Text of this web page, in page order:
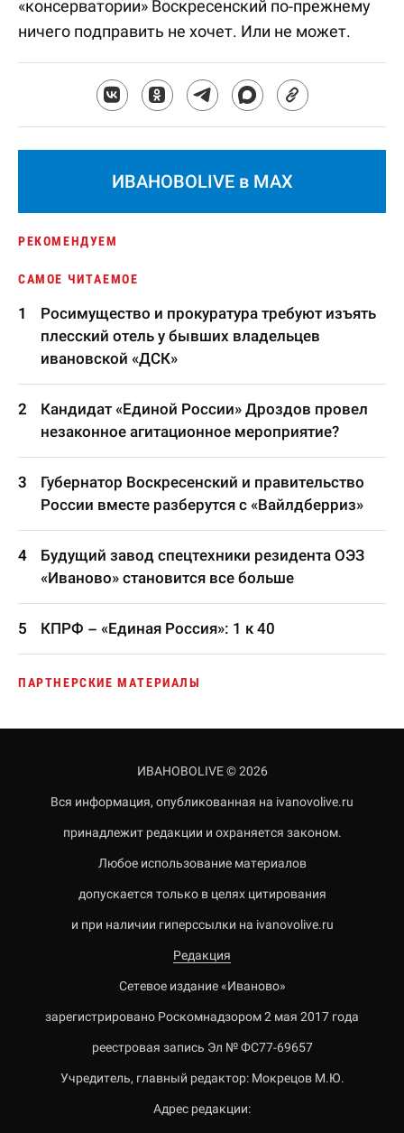
«консерватории» Воскресенский по-прежнему
ничего подправить не хочет. Или не может.
ИВАНОВОLIVE в MAX
РЕКОМЕНДУЕМ
САМОЕ ЧИТАЕМОЕ
Росимущество и прокуратура требуют изъять
плесский отель у бывших владельцев
ивановской «ДСК»
Кандидат «Единой России» Дроздов провел
незаконное агитационное мероприятие?
Губернатор Воскресенский и правительство
России вместе разберутся с «Вайлдберриз»
Будущий завод спецтехники резидента ОЭЗ
«Иваново» становится все больше
КПРФ – «Единая Россия»: 1 к 40
ПАРТНЕРСКИЕ МАТЕРИАЛЫ
ИВАНОВОLIVE © 2026
Вся информация, опубликованная на ivanovolive.ru
принадлежит редакции и охраняется законом.
Любое использование материалов
допускается только в целях цитирования
и при наличии гиперссылки на ivanovolive.ru
Редакция
Сетевое издание «Иваново»
зарегистрировано Роскомнадзором 2 мая 2017 года
реестровая запись Эл № ФС77-69657
Учредитель, главный редактор: Мокрецов М.Ю.
Адрес редакции: